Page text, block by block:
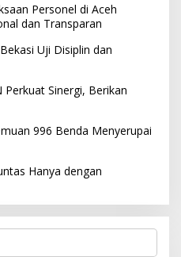
Personel di Aceh
dan Transparan
Uji Disiplin dan
Sinergi, Berikan
996 Benda Menyerupai
Hanya dengan